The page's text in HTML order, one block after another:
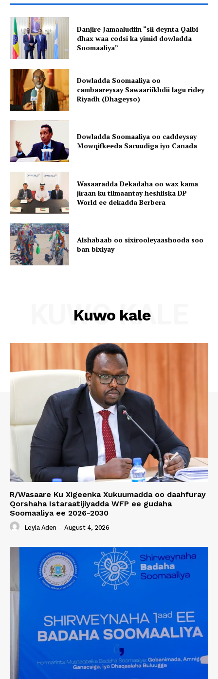
Danjire Jamaaludiin “sii deynta Qalbi-
dhax waa codsi ka yimid dowladda
Soomaaliya”
Dowladda Soomaaliya oo
cambaareysay Sawaariikhdii lagu ridey
Riyadh (Dhageyso)
Dowladda Soomaaliya oo caddeysay
Mowqifkeeda Sacuudiga iyo Canada
Wasaaradda Dekadaha oo wax kama
jiraan ku tilmaantay heshiiska DP
World ee dekadda Berbera
Alshabaab oo sixirooleyaashooda soo
ban bixiyay
Kuwo kale
KUWO KALE
R/Wasaare Ku Xigeenka Xukuumadda oo daahfuray
Qorshaha Istaraatijiyadda WFP ee gudaha
Soomaaliya ee 2026-2030
Leyla Aden - August 4, 2026